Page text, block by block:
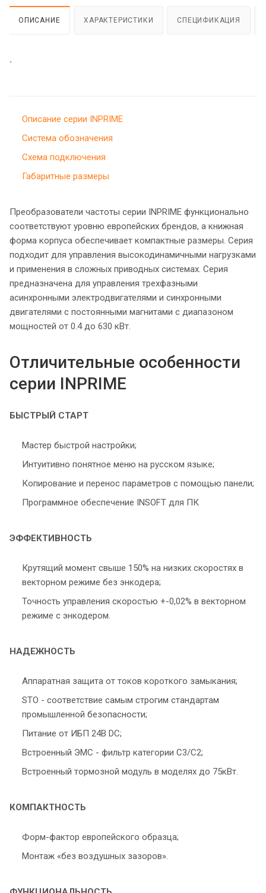
ОПИСАНИЕ ХАРАКТЕРИСТИКИ СПЕЦИФИКАЦИЯ
`
Описание серии INPRIME
Система обозначения
Схема подключения
Габаритные размеры
Преобразователи частоты серии INPRIME функционально
соответствуют уровню европейских брендов, а книжная
форма корпуса обеспечивает компактные размеры. Серия
подходит для управления высокодинамичными нагрузками
и применения в сложных приводных системах. Серия
предназначена для управления трехфазными
асинхронными электродвигателями и синхронными
двигателями с постоянными магнитами с диапазоном
мощностей от 0.4 до 630 кВт.
Отличительные особенности
серии INPRIME
БЫСТРЫЙ СТАРТ
Мастер быстрой настройки;
Интуитивно понятное меню на русском языке;
Копирование и перенос параметров с помощью панели;
Программное обеспечение INSOFT для ПК
ЭФФЕКТИВНОСТЬ
Крутящий момент свыше 150% на низких скоростях в
векторном режиме без энкодера;
Точность управления скоростью +-0,02% в векторном
режиме с энкодером.
НАДЕЖНОСТЬ
Аппаратная защита от токов короткого замыкания;
STO - соответствие самым строгим стандартам
промышленной безопасности;
Питание от ИБП 24В DC;
Встроенный ЭМС - фильтр категории С3/С2;
Встроенный тормозной модуль в моделях до 75кВт.
КОМПАКТНОСТЬ
Форм-фактор европейского образца;
Монтаж «без воздушных зазоров».